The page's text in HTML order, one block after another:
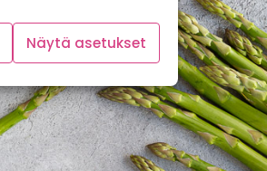
Näytä asetukset